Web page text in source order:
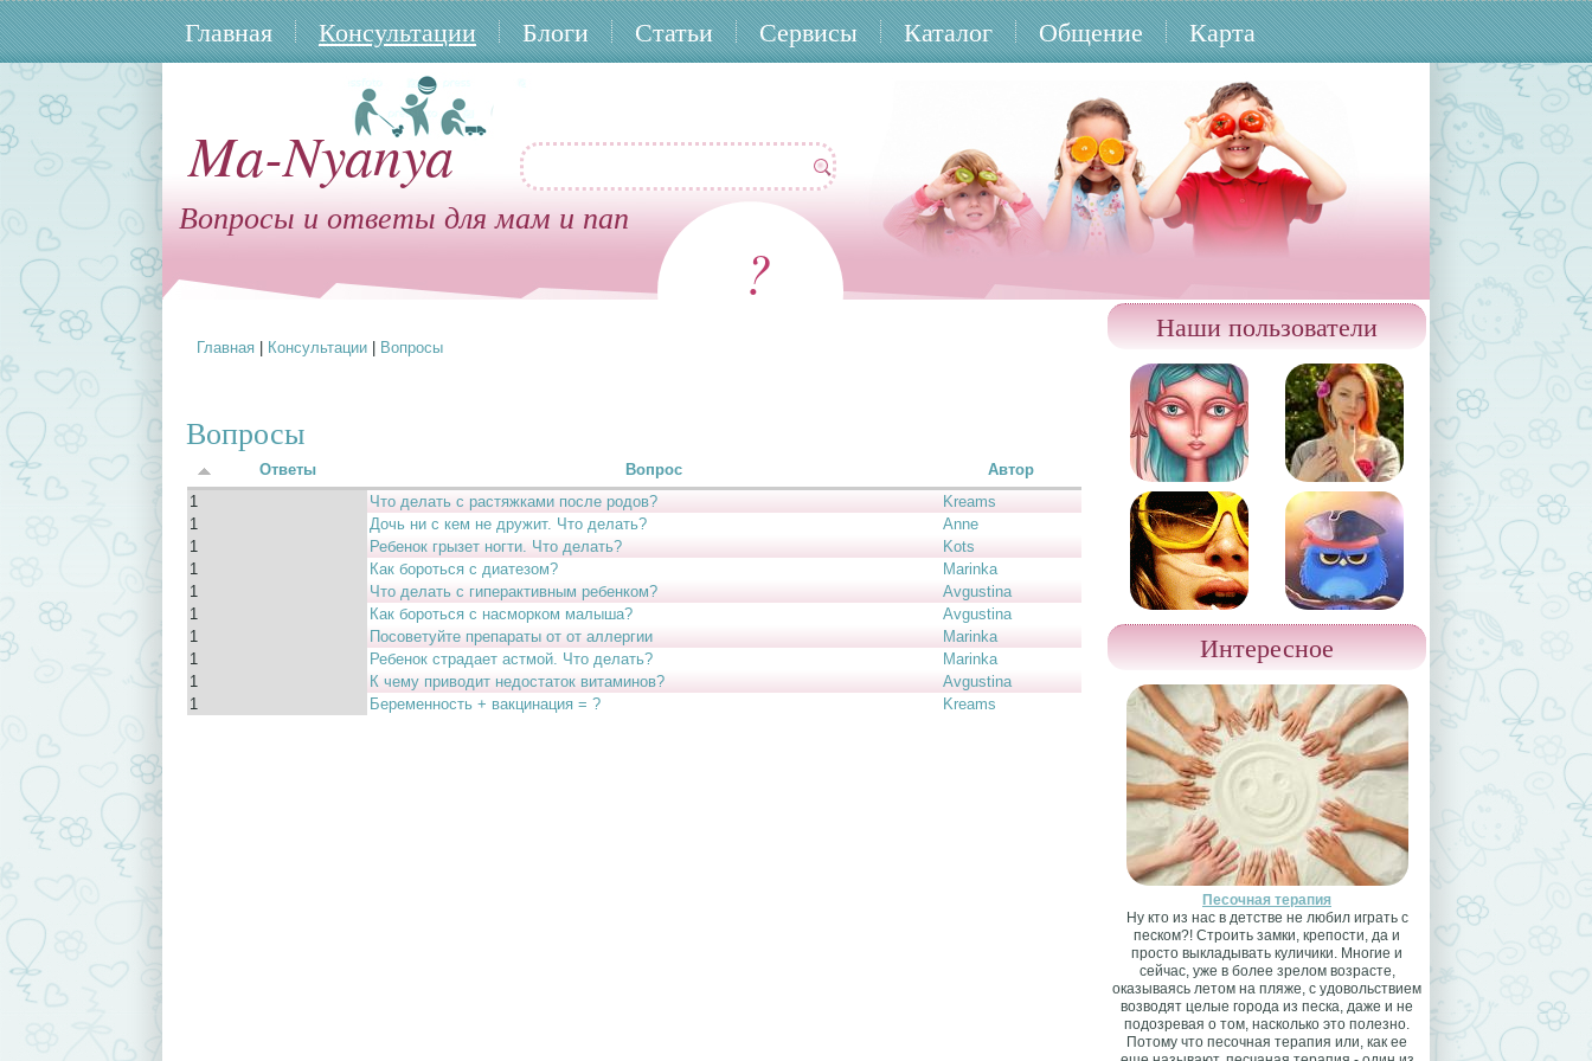
Главная Консультации Блоги Статьи Сервисы Каталог Общение Карта
?
Ma-Nyanya
Вопросы и ответы для мам и пап
Вы здесь
Главная Консультации Вопросы
Вопросы
Ответы Вопрос
Автор
1
Что делать с растяжками после родов?
Kreams
1
Дочь ни с кем не дружит. Что делать?
Anne
1
Ребенок грызет ногти. Что делать?
Kots
1
Как бороться с диатезом?
Marinka
1
Что делать с гиперактивным ребенком?
Avgustina
1
Как бороться с насморком малыша?
Avgustina
1
Посоветуйте препараты от от аллергии
Marinka
1
Ребенок страдает астмой. Что делать?
Marinka
1
К чему приводит недостаток витаминов?
Avgustina
1
Беременность + вакцинация = ? Kreams
Наши пользователи
Интересное
Песочная терапия
Ну кто из нас в детстве не любил играть с
песком?! Строить замки, крепости, да и
просто выкладывать куличики. Многие и
сейчас, уже в более зрелом возрасте,
оказываясь летом на пляже, с удовольствием
возводят целые города из песка, даже и не
подозревая о том, насколько это полезно.
Потому что песочная терапия или, как ее